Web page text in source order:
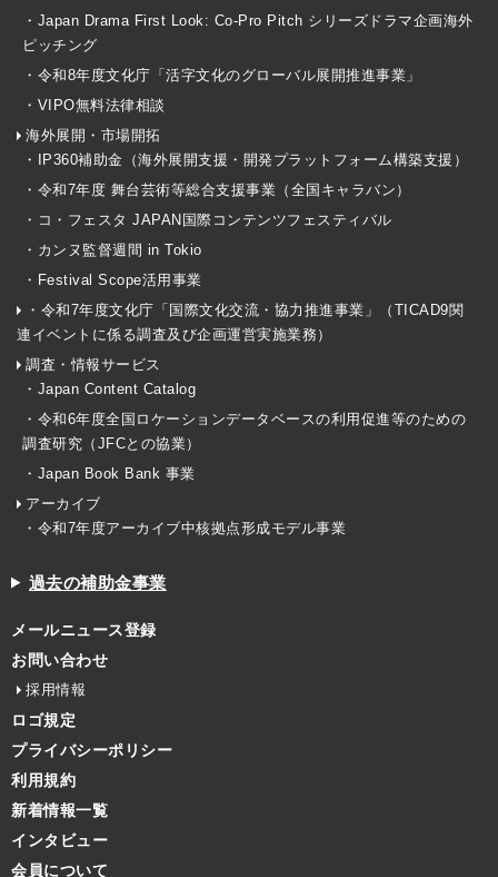
・Japan Drama First Look: Co-Pro Pitch シリーズドラマ企画海外
ピッチング
・令和8年度文化庁「活字文化のグローバル展開推進事業」
・VIPO無料法律相談
海外展開・市場開拓
・IP360補助金（海外展開支援・開発プラットフォーム構築支援）
・令和7年度 舞台芸術等総合支援事業（全国キャラバン）
・コ・フェスタ JAPAN国際コンテンツフェスティバル
・カンヌ監督週間 in Tokio
・Festival Scope活用事業
・令和7年度文化庁「国際文化交流・協力推進事業」（TICAD9関
連イベントに係る調査及び企画運営実施業務）
調査・情報サービス
・Japan Content Catalog
・令和6年度全国ロケーションデータベースの利用促進等のための
調査研究（JFCとの協業）
・Japan Book Bank 事業
アーカイブ
・令和7年度アーカイブ中核拠点形成モデル事業
過去の補助金事業
メールニュース登録
お問い合わせ
採用情報
ロゴ規定
プライバシーポリシー
利用規約
新着情報一覧
インタビュー
会員について